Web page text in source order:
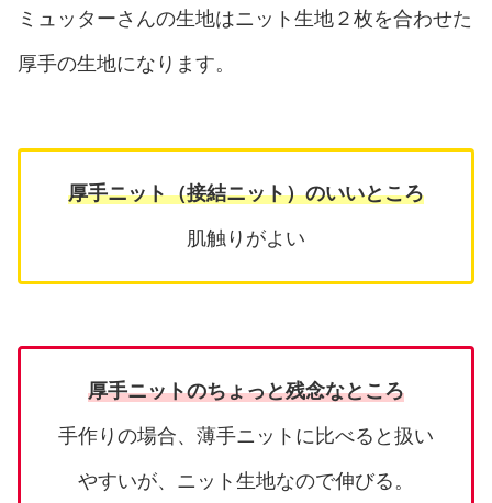
ミュッターさんの生地はニット生地２枚を合わせた
厚手の生地になります。
厚手ニット（接結ニット）のいいところ
肌触りがよい
厚手ニットのちょっと残念なところ
手作りの場合、薄手ニットに比べると扱い
やすいが、ニット生地なので伸びる。